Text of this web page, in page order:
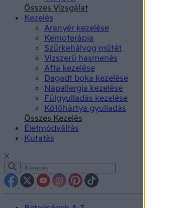
Összes Vizsgálat
Kezelés
Aranyér kezelése
Kemoterápia
Szürkehályog műtét
Vízszerű hasmenés
Afta kezelése
Dagadt boka kezelése
Napallergia kezelése
Fülgyulladás kezelése
Kötőhártya gyulladás
Összes Kezelés
Életmódváltás
Kutatás